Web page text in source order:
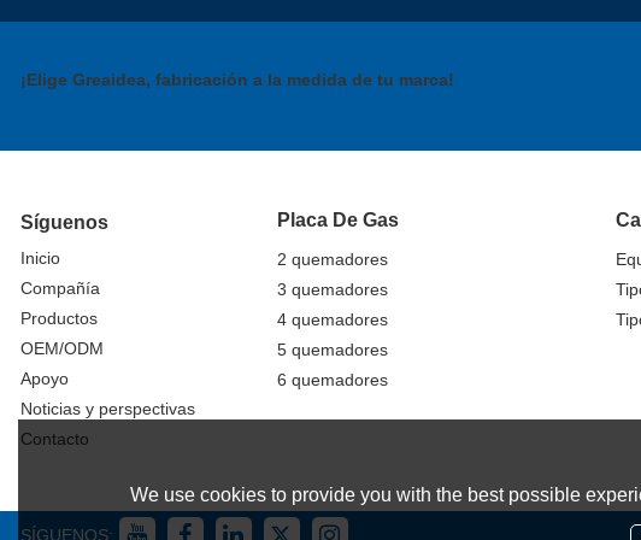
¡Elige Greaidea, fabricación a la medida de tu marca!
Síguenos
Inicio
Compañía
Productos
OEM/ODM
Apoyo
Noticias y perspectivas
Contacto
Placa De Gas
2 quemadores
3 quemadores
4 quemadores
5 quemadores
6 quemadores
SÍGUENOS:
We use cookies to provide you with the best possible